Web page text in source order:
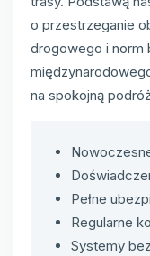
o przestrzeganie
drogowego i norm
na spokojną
Pełne
Regularne
Systemy